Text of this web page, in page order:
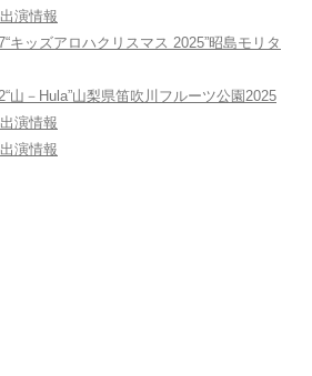
演情報
キッズアロハクリスマス 2025”昭島モリタ
山－Hula”山梨県笛吹川フルーツ公園2025
演情報
演情報